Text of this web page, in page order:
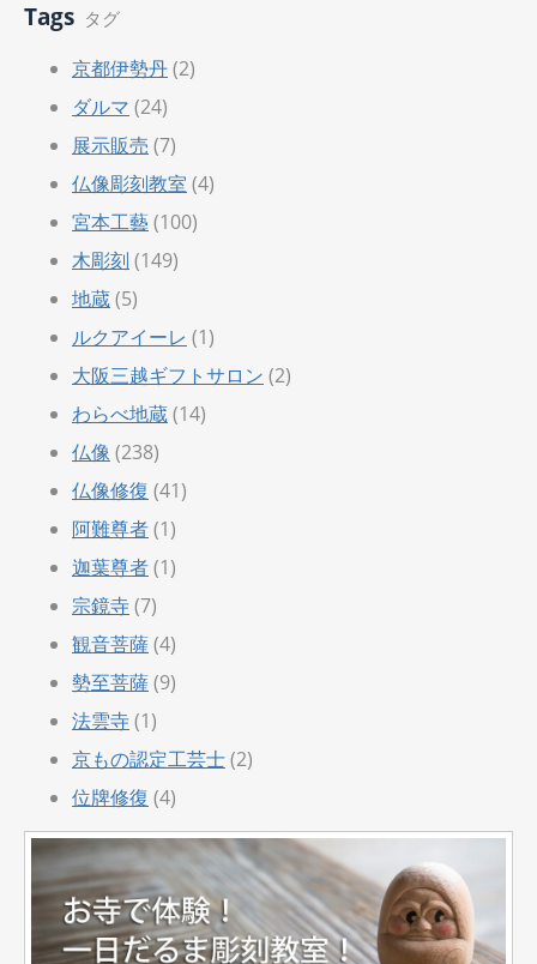
Tags タグ
京都伊勢丹(2)
ダルマ (24)
展示販売 (7)
仏像彫刻教室 (4)
宮本工藝(100)
木彫刻 (149)
地蔵(5)
ルクアイーレ (1)
大阪三越ギフトサロン (2)
わらべ地蔵(14)
仏像 (238)
仏像修復 (41)
阿難尊者(1)
迦葉尊者(1)
宗鏡寺(7)
観音菩薩(4)
勢至菩薩(9)
法雲寺(1)
京もの認定工芸士(2)
位牌修復 (4)